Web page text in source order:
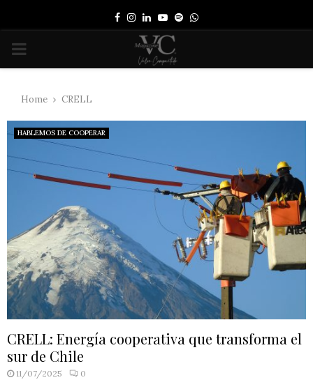
Facebook
Instagram
LinkedinYoutube
SpotifyWhatsapp
PRIMARY
Home CRELL
HABLEMOS DE COOPERAR
CRELL: Energía cooperativa que transforma el
sur de Chile
11/07/2025 0